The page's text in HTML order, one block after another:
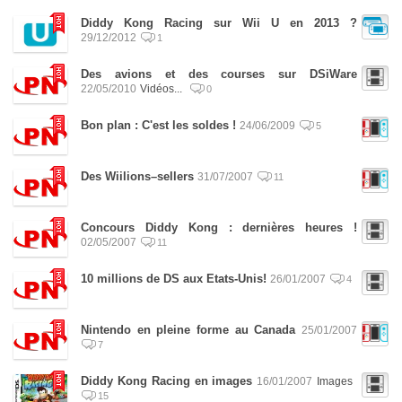
Diddy Kong Racing sur Wii U en 2013 ?
29/12/2012 1
Des avions et des courses sur DSiWare
22/05/2010 Vidéos... 0
Bon plan : C'est les soldes ! 24/06/2009 5
Des Wiilions–sellers 31/07/2007 11
Concours Diddy Kong : dernières heures !
02/05/2007 11
10 millions de DS aux Etats-Unis! 26/01/2007 4
Nintendo en pleine forme au Canada 25/01/2007
7
Diddy Kong Racing en images 16/01/2007 Images
15